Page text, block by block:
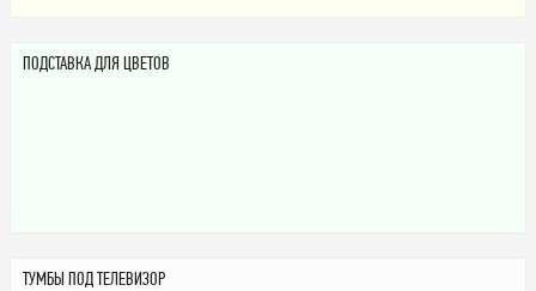
ПОДСТАВКА ДЛЯ ЦВЕТОВ
ТУМБЫ ПОД ТЕЛЕВИЗОР